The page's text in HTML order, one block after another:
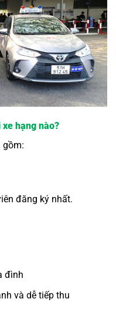
hạng nào?
gồm:
đăng ký nhất.
đình
và dễ tiếp thu